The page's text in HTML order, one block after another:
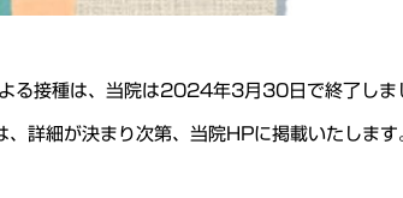
る接種は、当院は2024年3月30日で終了しま
詳細が決まり次第、当院HPに掲載いたします